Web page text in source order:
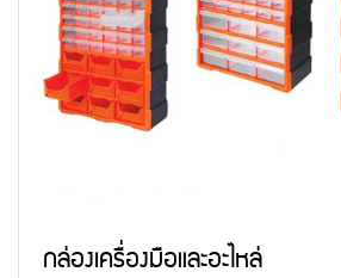
กล่องเครื่องมือและอะไหล่